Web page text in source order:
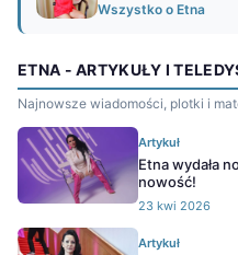
Wszystko o Etna
ETNA - ARTYKUŁY I
Najnowsze wiadomości, plotki i
Artykuł
Etna wydała
nowość!
23 kwi 2026
Artykuł